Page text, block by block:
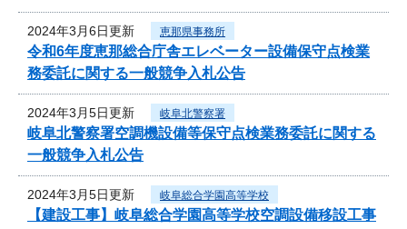
2024年3月6日更新 恵那県事務所
令和6年度恵那総合庁舎エレベーター設備保守点検業
務委託に関する一般競争入札公告
2024年3月5日更新 岐阜北警察署
岐阜北警察署空調機設備等保守点検業務委託に関する
一般競争入札公告
2024年3月5日更新 岐阜総合学園高等学校
【建設工事】岐阜総合学園高等学校空調設備移設工事